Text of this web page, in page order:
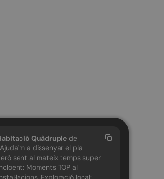
Quàdruple de
a dissenyar el pla
sent al mateix temps super
Moments TOP al
Exploració local: